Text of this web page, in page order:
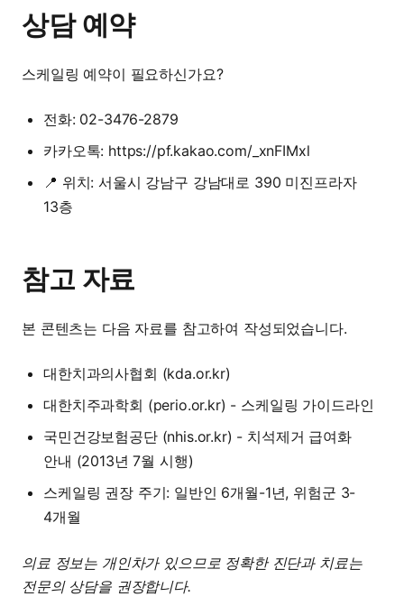
상담 예약
스케일링 예약이 필요하신가요?
전화: 02-3476-2879
카카오톡: https://pf.kakao.com/_xnFIMxl
📍 위치: 서울시 강남구 강남대로 390 미진프라자
13층
참고 자료
본 콘텐츠는 다음 자료를 참고하여 작성되었습니다.
대한치과의사협회 (kda.or.kr)
대한치주과학회 (perio.or.kr) - 스케일링 가이드라인
국민건강보험공단 (nhis.or.kr) - 치석제거 급여화
안내 (2013년 7월 시행)
스케일링 권장 주기: 일반인 6개월-1년, 위험군 3-
4개월
의료 정보는 개인차가 있으므로 정확한 진단과 치료는
전문의 상담을 권장합니다.